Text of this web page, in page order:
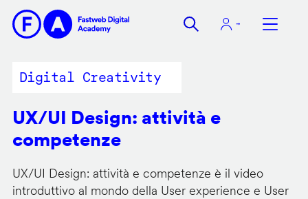
contenuto
Digital Creativity
UX/UI Design: attività e
competenze
UX/UI Design: attività e competenze è il video
introduttivo al mondo della User experience e User